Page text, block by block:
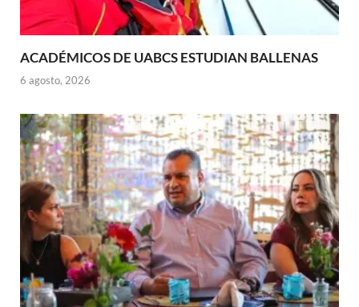
ACADÉMICOS DE UABCS ESTUDIAN BALLENAS
6 agosto, 2026